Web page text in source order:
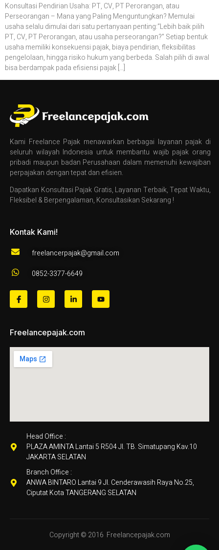
Konsultasi Pendirian Usaha: PT, CV, PT Perorangan, atau
Perseorangan – Mana yang Paling Menguntungkan? Memulai
usaha selalu dimulai dari satu pertanyaan penting:“Lebih baik pilih
PT, CV, PT Perorangan, atau usaha perseorangan?” Setiap bentuk
usaha memiliki konsekuensi pajak, biaya pendirian, fleksibilitas
pengelolaan, hingga risiko hukum yang berbeda. Salah pilih di awal
bisa berdampak pada efisiensi pajak […]
Kami Freelance Pajak menawarkan berbagai layanan pajak di
seluruh wilayah Indonesia untuk membantu wajib pajak orang
pribadi maupun badan Perusahaan dalam memenuhi kewajiban
perpajakan dengan tepat dan efisien.
Dapatkan Konsultasi Pajak Gratis, Layanan Terbaik, Tepat Waktu,
Fleksibel & Berpengalaman, Konsultasikan Sekarang !
Kontak Kami!
freelancerpajak@gmail.com
0852-3377-6649
Freelancepajak.com
Head Office :
PLAZA AMINTA Lantai 5 R504 Jl. TB. Simatupang Kav.10
JAKARTA SELATAN
Branch Office :
ANWA BINTARO Lantai 9 Jl. Cenderawasih Raya No.25,
Ciputat Kota TANGERANG SELATAN
Copyright © 2016 Freelancepajak.com